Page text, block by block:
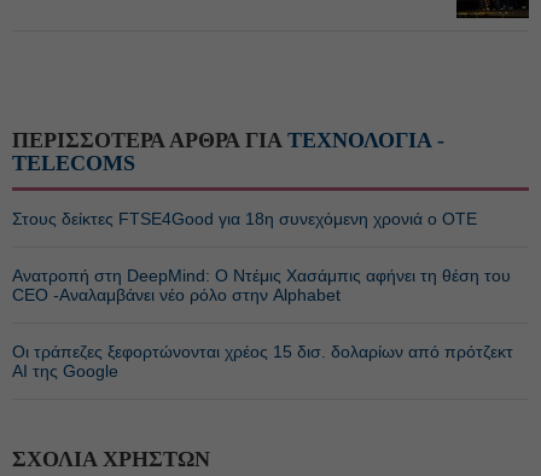
ΠΕΡΙΣΣΟΤΕΡΑ ΑΡΘΡΑ ΓΙΑ ΤΕΧΝΟΛΟΓΙΑ -
TELECOMS
Στους δείκτες FTSE4Good για 18η συνεχόμενη χρονιά ο ΟΤΕ
Ανατροπή στη DeepMind: Ο Ντέμις Χασάμπις αφήνει τη θέση του
CEO -Αναλαμβάνει νέο ρόλο στην Alphabet
Οι τράπεζες ξεφορτώνονται χρέος 15 δισ. δολαρίων από πρότζεκτ
AI της Google
ΣΧΟΛΙΑ ΧΡΗΣΤΩΝ